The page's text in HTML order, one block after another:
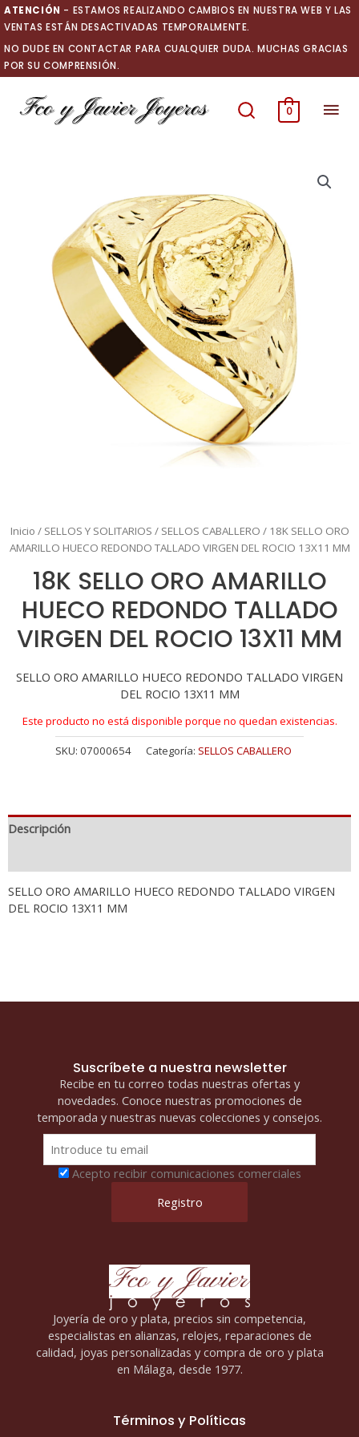
Ir
al
contenido
ATENCIÓN - ESTAMOS REALIZANDO CAMBIOS EN NUESTRA WEB Y LAS
VENTAS ESTÁN DESACTIVADAS TEMPORALMENTE.
NO DUDE EN CONTACTAR PARA CUALQUIER DUDA. MUCHAS GRACIAS
POR SU COMPRENSIÓN.
0
Inicio / SELLOS Y SOLITARIOS / SELLOS CABALLERO / 18K SELLO ORO
AMARILLO HUECO REDONDO TALLADO VIRGEN DEL ROCIO 13X11 MM
18K SELLO ORO AMARILLO
HUECO REDONDO TALLADO
VIRGEN DEL ROCIO 13X11 MM
SELLO ORO AMARILLO HUECO REDONDO TALLADO VIRGEN
DEL ROCIO 13X11 MM
Este producto no está disponible porque no quedan existencias.
SKU: 07000654 Categoría: SELLOS CABALLERO
Descripción
SELLO ORO AMARILLO HUECO REDONDO TALLADO VIRGEN
DEL ROCIO 13X11 MM
Suscríbete a nuestra newsletter
Recibe en tu correo todas nuestras ofertas y
novedades. Conoce nuestras promociones de
temporada y nuestras nuevas colecciones y consejos.
Acepto recibir comunicaciones comerciales
Joyería de oro y plata, precios sin competencia,
especialistas en alianzas, relojes, reparaciones de
calidad, joyas personalizadas y compra de oro y plata
en Málaga, desde 1977.
Términos y Políticas